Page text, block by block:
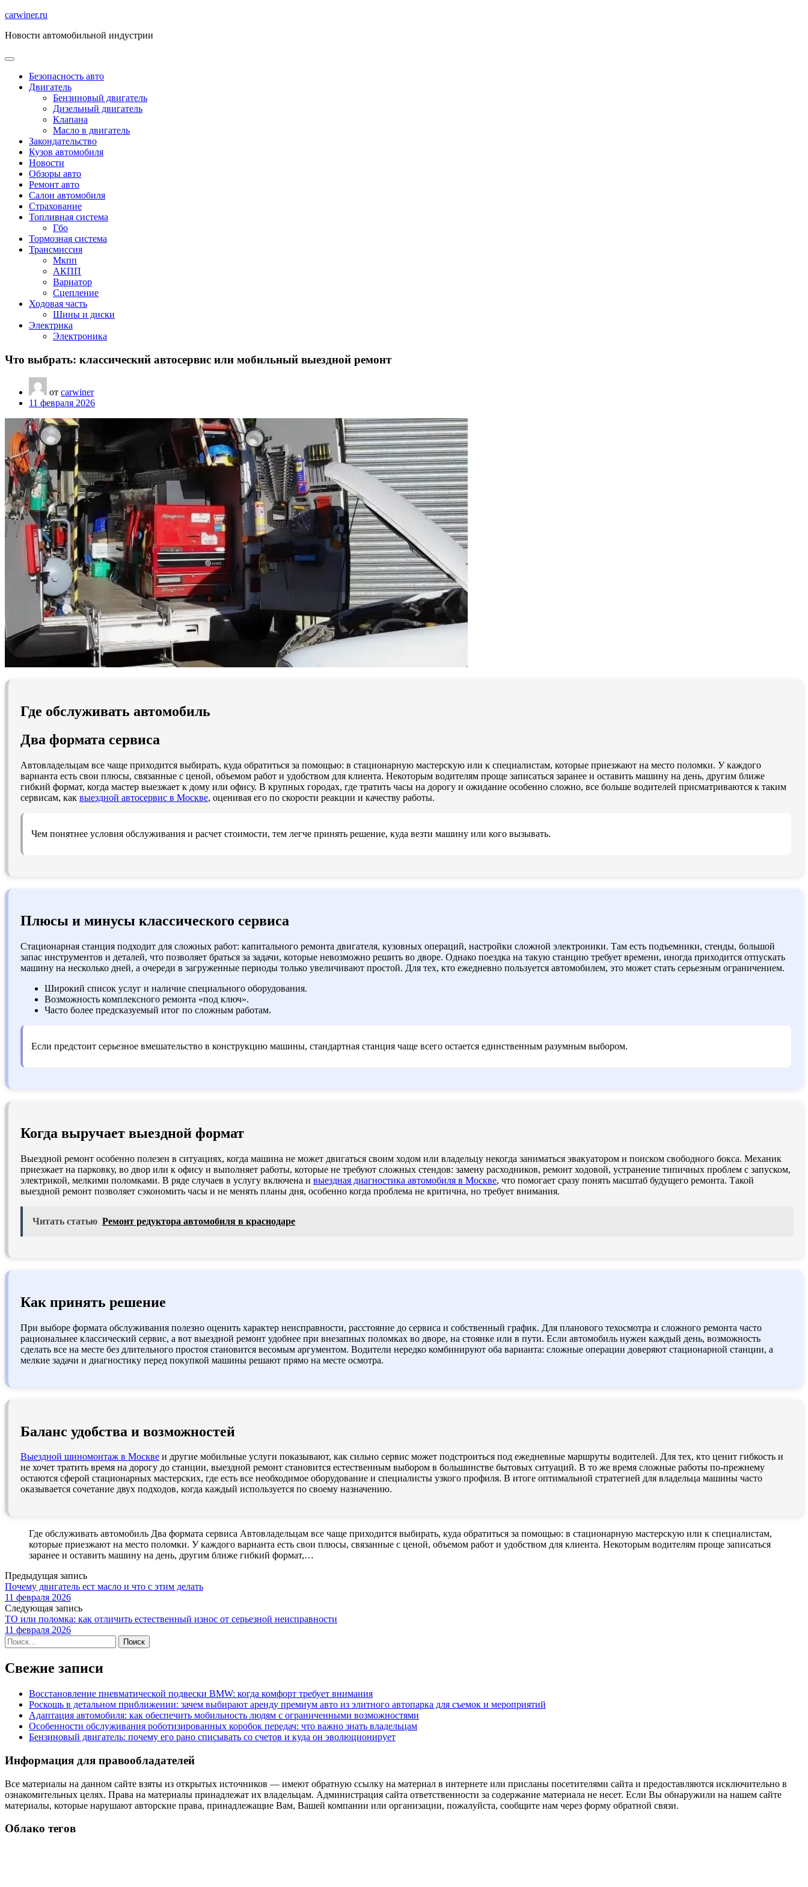
Перейти
содержимому
carwiner.ru
Новости автомобильной индустрии
Безопасность авто
Двигатель
Бензиновый двигатель
Дизельный двигатель
Клапана
Масло в двигатель
Закондательство
Кузов автомобиля
Новости
Обзоры авто
Ремонт авто
Салон автомобиля
Страхование
Топливная система
Гбо
Тормозная система
Трансмиссия
Мкпп
АКПП
Вариатор
Сцепление
Ходовая часть
Шины и диски
Электрика
Электроника
Что выбрать: классический автосервис или мобильный выездной ремонт
от carwiner
11 февраля 2026
Где обслуживать автомобиль
Два формата сервиса
Автовладельцам все чаще приходится выбирать, куда обратиться за помощью: в стационарную мастерскую или к специалистам, которые приезжают на место поломки. У каждого
варианта есть свои плюсы, связанные с ценой, объемом работ и удобством для клиента. Некоторым водителям проще записаться заранее и оставить машину на день, другим ближе
гибкий формат, когда мастер выезжает к дому или офису. В крупных городах, где тратить часы на дорогу и ожидание особенно сложно, все больше водителей присматриваются к таким
сервисам, как выездной автосервис в Москве, оценивая его по скорости реакции и качеству работы.
Чем понятнее условия обслуживания и расчет стоимости, тем легче принять решение, куда везти машину или кого вызывать.
Плюсы и минусы классического сервиса
Стационарная станция подходит для сложных работ: капитального ремонта двигателя, кузовных операций, настройки сложной электроники. Там есть подъемники, стенды, большой
запас инструментов и деталей, что позволяет браться за задачи, которые невозможно решить во дворе. Однако поездка на такую станцию требует времени, иногда приходится отпускать
машину на несколько дней, а очереди в загруженные периоды только увеличивают простой. Для тех, кто ежедневно пользуется автомобилем, это может стать серьезным ограничением.
Широкий список услуг и наличие специального оборудования.
Возможность комплексного ремонта «под ключ».
Часто более предсказуемый итог по сложным работам.
Если предстоит серьезное вмешательство в конструкцию машины, стандартная станция чаще всего остается единственным разумным выбором.
Когда выручает выездной формат
Выездной ремонт особенно полезен в ситуациях, когда машина не может двигаться своим ходом или владельцу некогда заниматься эвакуатором и поиском свободного бокса. Механик
приезжает на парковку, во двор или к офису и выполняет работы, которые не требуют сложных стендов: замену расходников, ремонт ходовой, устранение типичных проблем с запуском,
электрикой, мелкими поломками. В ряде случаев в услугу включена и выездная диагностика автомобиля в Москве, что помогает сразу понять масштаб будущего ремонта. Такой
выездной ремонт позволяет сэкономить часы и не менять планы дня, особенно когда проблема не критична, но требует внимания.
Читать статью Ремонт редуктора автомобиля в краснодаре
Как принять решение
При выборе формата обслуживания полезно оценить характер неисправности, расстояние до сервиса и собственный график. Для планового техосмотра и сложного ремонта часто
рациональнее классический сервис, а вот выездной ремонт удобнее при внезапных поломках во дворе, на стоянке или в пути. Если автомобиль нужен каждый день, возможность
сделать все на месте без длительного простоя становится весомым аргументом. Водители нередко комбинируют оба варианта: сложные операции доверяют стационарной станции, а
мелкие задачи и диагностику перед покупкой машины решают прямо на месте осмотра.
Баланс удобства и возможностей
Выездной шиномонтаж в Москве и другие мобильные услуги показывают, как сильно сервис может подстроиться под ежедневные маршруты водителей. Для тех, кто ценит гибкость и
не хочет тратить время на дорогу до станции, выездной ремонт становится естественным выбором в большинстве бытовых ситуаций. В то же время сложные работы по-прежнему
остаются сферой стационарных мастерских, где есть все необходимое оборудование и специалисты узкого профиля. В итоге оптимальной стратегией для владельца машины часто
оказывается сочетание двух подходов, когда каждый используется по своему назначению.
Где обслуживать автомобиль Два формата сервиса Автовладельцам все чаще приходится выбирать, куда обратиться за помощью: в стационарную мастерскую или к специалистам,
которые приезжают на место поломки. У каждого варианта есть свои плюсы, связанные с ценой, объемом работ и удобством для клиента. Некоторым водителям проще записаться
заранее и оставить машину на день, другим ближе гибкий формат,…
Предыдущая запись
Почему двигатель ест масло и что с этим делать
11 февраля 2026
Следующая запись
ТО или поломка: как отличить естественный износ от серьезной неисправности
11 февраля 2026
Найти:
Свежие записи
Восстановление пневматической подвески BMW: когда комфорт требует внимания
Роскошь в детальном приближении: зачем выбирают аренду премиум авто из элитного автопарка для съемок и мероприятий
Адаптация автомобиля: как обеспечить мобильность людям с ограниченными возможностями
Особенности обслуживания роботизированных коробок передач: что важно знать владельцам
Бензиновый двигатель: почему его рано списывать со счетов и куда он эволюционирует
Информация для правообладателей
Все материалы на данном сайте взяты из открытых источников — имеют обратную ссылку на материал в интернете или присланы посетителями сайта и предоставляются исключительно в
ознакомительных целях. Права на материалы принадлежат их владельцам. Администрация сайта ответственности за содержание материала не несет. Если Вы обнаружили на нашем сайте
материалы, которые нарушают авторские права, принадлежащие Вам, Вашей компании или организации, пожалуйста, сообщите нам через форму обратной связи.
Облако тегов